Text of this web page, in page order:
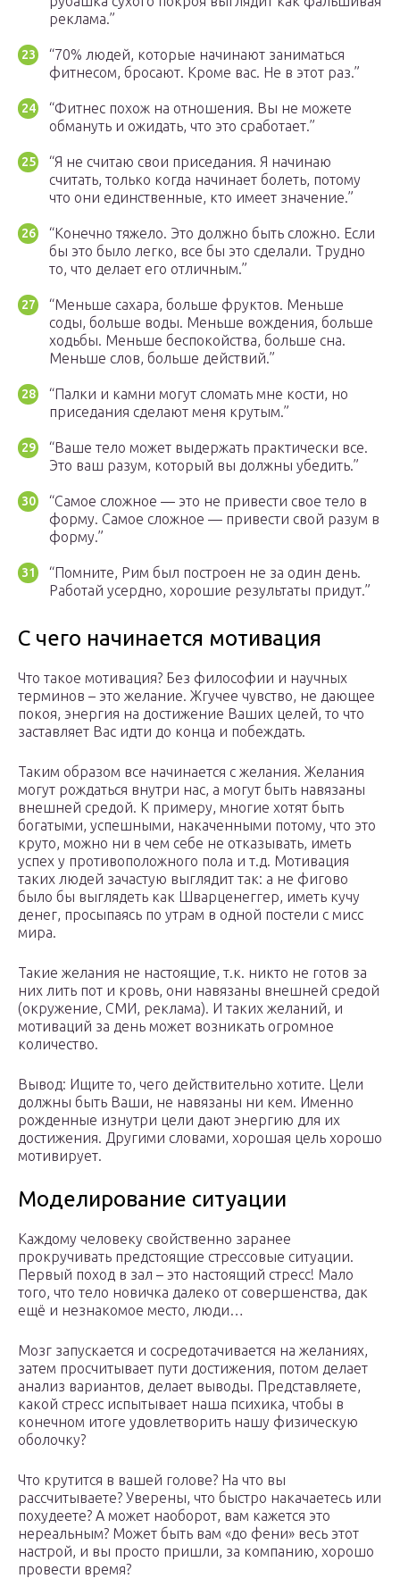
реклама.”
“70% людей, которые начинают заниматься
фитнесом, бросают. Кроме вас. Не в этот раз.”
“Фитнес похож на отношения. Вы не можете
обмануть и ожидать, что это сработает.”
“Я не считаю свои приседания. Я начинаю
считать, только когда начинает болеть, потому
что они единственные, кто имеет значение.”
“Конечно тяжело. Это должно быть сложно. Если
бы это было легко, все бы это сделали. Трудно
то, что делает его отличным.”
“Меньше сахара, больше фруктов. Меньше
соды, больше воды. Меньше вождения, больше
ходьбы. Меньше беспокойства, больше сна.
Меньше слов, больше действий.”
“Палки и камни могут сломать мне кости, но
приседания сделают меня крутым.”
“Ваше тело может выдержать практически все.
Это ваш разум, который вы должны убедить.”
“Самое сложное — это не привести свое тело в
форму. Самое сложное — привести свой разум в
форму.”
“Помните, Рим был построен не за один день.
Работай усердно, хорошие результаты придут.”
С чего начинается мотивация
Что такое мотивация? Без философии и научных
терминов – это желание. Жгучее чувство, не дающее
покоя, энергия на достижение Ваших целей, то что
заставляет Вас идти до конца и побеждать.
Таким образом все начинается с желания. Желания
могут рождаться внутри нас, а могут быть навязаны
внешней средой. К примеру, многие хотят быть
богатыми, успешными, накаченными потому, что это
круто, можно ни в чем себе не отказывать, иметь
успех у противоположного пола и т.д. Мотивация
таких людей зачастую выглядит так: а не фигово
было бы выглядеть как Шварценеггер, иметь кучу
денег, просыпаясь по утрам в одной постели с мисс
мира.
Такие желания не настоящие, т.к. никто не готов за
них лить пот и кровь, они навязаны внешней средой
(окружение, СМИ, реклама). И таких желаний, и
мотиваций за день может возникать огромное
количество.
Вывод: Ищите то, чего действительно хотите. Цели
должны быть Ваши, не навязаны ни кем. Именно
рожденные изнутри цели дают энергию для их
достижения. Другими словами, хорошая цель хорошо
мотивирует.
Моделирование ситуации
Каждому человеку свойственно заранее
прокручивать предстоящие стрессовые ситуации.
Первый поход в зал – это настоящий стресс! Мало
того, что тело новичка далеко от совершенства, дак
ещё и незнакомое место, люди…
Мозг запускается и сосредотачивается на желаниях,
затем просчитывает пути достижения, потом делает
анализ вариантов, делает выводы. Представляете,
какой стресс испытывает наша психика, чтобы в
конечном итоге удовлетворить нашу физическую
оболочку?
Что крутится в вашей голове? На что вы
рассчитываете? Уверены, что быстро накачаетесь или
похудеете? А может наоборот, вам кажется это
нереальным? Может быть вам «до фени» весь этот
настрой, и вы просто пришли, за компанию, хорошо
провести время?